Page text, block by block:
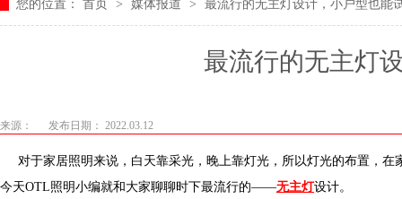
您的位置： 首页 > 媒体报道 > 最流行的无主灯设计，小户型也能
最流行的无主灯设
来源： 发布日期： 2022.03.12
对于家居照明来说，白天靠采光，晚上靠灯光，所以灯光的布置
今天OTL照明小编就和大家聊聊时下最流行的——无主灯设计。